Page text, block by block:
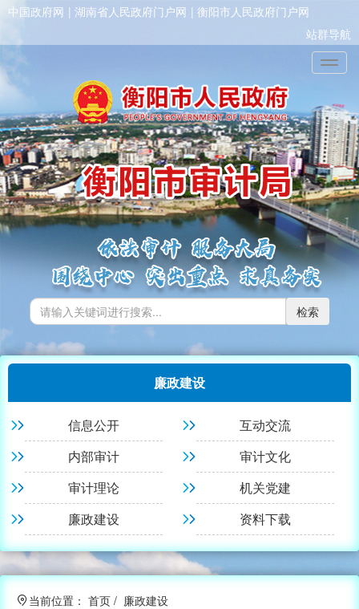
中国政府网 湖南省人民政府门户网
衡阳市人民政府门户网
站群导航
检索
廉政建设
信息公开
互动交流
内部审计
审计文化
审计理论
机关党建
廉政建设
资料下载
当前位置： 首页 / 廉政建设